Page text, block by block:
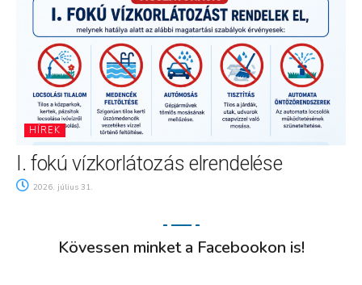
HÍREK
I. fokú vízkorlátozás elrendelése
2026. július 31.
Kövessen minket a Facebookon is!